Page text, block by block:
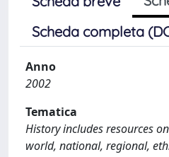
Scheda completa
Anno
2002
Tematica
History includes resources
world, national, regional,